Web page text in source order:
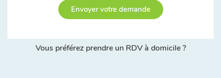
Envoyer votre demande
Vous préférez prendre un RDV à domicile ?